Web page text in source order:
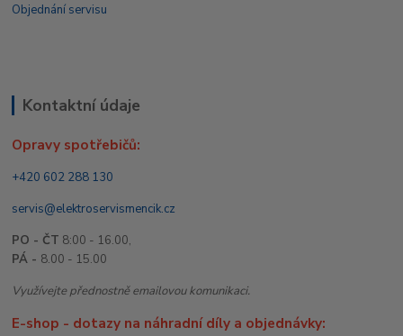
Objednání servisu
Kontaktní údaje
Opravy spotřebičů:
+420 602 288 130
servis@elektroservismencik.cz
PO - ČT 8:00 - 16.00,
PÁ - 8.00 - 15.00
Využívejte přednostně emailovou komunikaci.
E-shop - dotazy na náhradní díly a objednávky: